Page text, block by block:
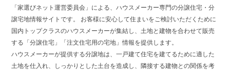
「家選びネット運営委員会」による、ハウスメーカー専門の分譲住宅・分
譲宅地情報サイトです。 お客様に安心して住まいをご検討いただくために
国内トップクラスのハウスメーカーが集結し、土地と建物を合わせて販売
する「分譲住宅」「注文住宅用の宅地」情報を提供します。
ハウスメーカーが提供する分譲地は、一戸建て住宅を建てるために適した
土地を仕入れ、しっかりとした土台を造成し、隣接する建物との関係を考